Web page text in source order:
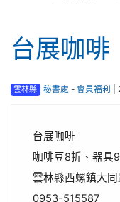
台展咖啡
雲林縣 秘書處 - 會員福利 |
台展咖啡
咖啡豆8折、器具
雲林縣西螺鎮大
0953-515587